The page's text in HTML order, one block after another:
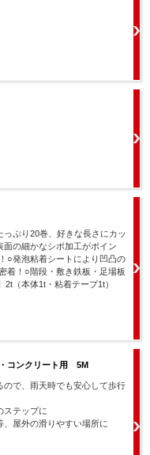
ぷり20巻、好きな長さにカッ
面の細かなシボ加工がポイン
○発泡粘着シートにより凹凸の
着！○階段・敷き鉄板・足場板
（本体1t・粘着テープ1t）
コンクリート用 5M
ので、雨天時でも安心して歩行
ステップに
、屋外の滑りやすい場所に